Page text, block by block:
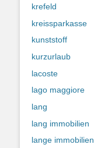
krefeld
kreissparkasse
kunststoff
kurzurlaub
lacoste
lago maggiore
lang
lang immobilien
lange immobilien